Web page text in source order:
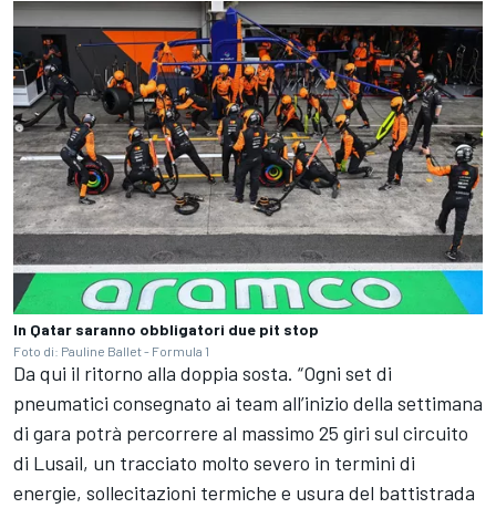
In Qatar saranno obbligatori due pit stop
Foto di: Pauline Ballet - Formula 1
Da qui il ritorno alla doppia sosta. “Ogni set di
pneumatici consegnato ai team all’inizio della settimana
di gara potrà percorrere al massimo 25 giri sul circuito
di Lusail, un tracciato molto severo in termini di
energie, sollecitazioni termiche e usura del battistrada